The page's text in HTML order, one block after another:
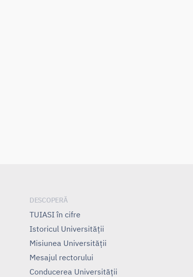
DESCOPERĂ
TUIASI în cifre
Istoricul Universităţii
Misiunea Universităţii
Mesajul rectorului
Conducerea Universităţii